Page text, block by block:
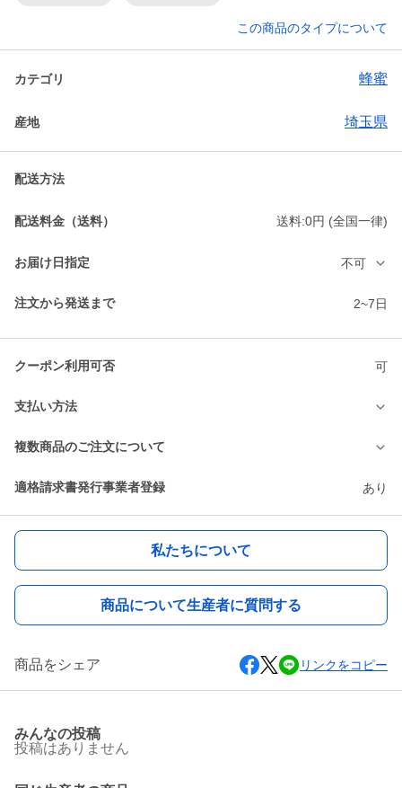
この商品のタイプについて
カテゴリ 蜂蜜
産地 埼玉県
配送方法
配送料金（送料） 送料:0円 (全国一律)
お届け日指定 不可
注文から発送まで 2~7日
クーポン利用可否 可
支払い方法
複数商品のご注文について
適格請求書発行事業者登録 あり
私たちについて
商品について生産者に質問する
商品をシェア リンクをコピー
みんなの投稿
投稿はありません